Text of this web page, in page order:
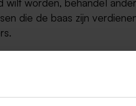
die de baas zijn